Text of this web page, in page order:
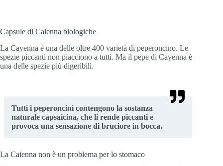
Capsule di Caienna biologiche
La Cayenna è una delle oltre 400 varietà di peperoncino. Le
spezie piccanti non piacciono a tutti. Ma il pepe di Cayenna è
una delle spezie più digeribili.
Tutti i peperoncini contengono la sostanza
naturale capsaicina, che li rende piccanti e
provoca una sensazione di bruciore in bocca.
La Caienna non è un problema per lo stomaco